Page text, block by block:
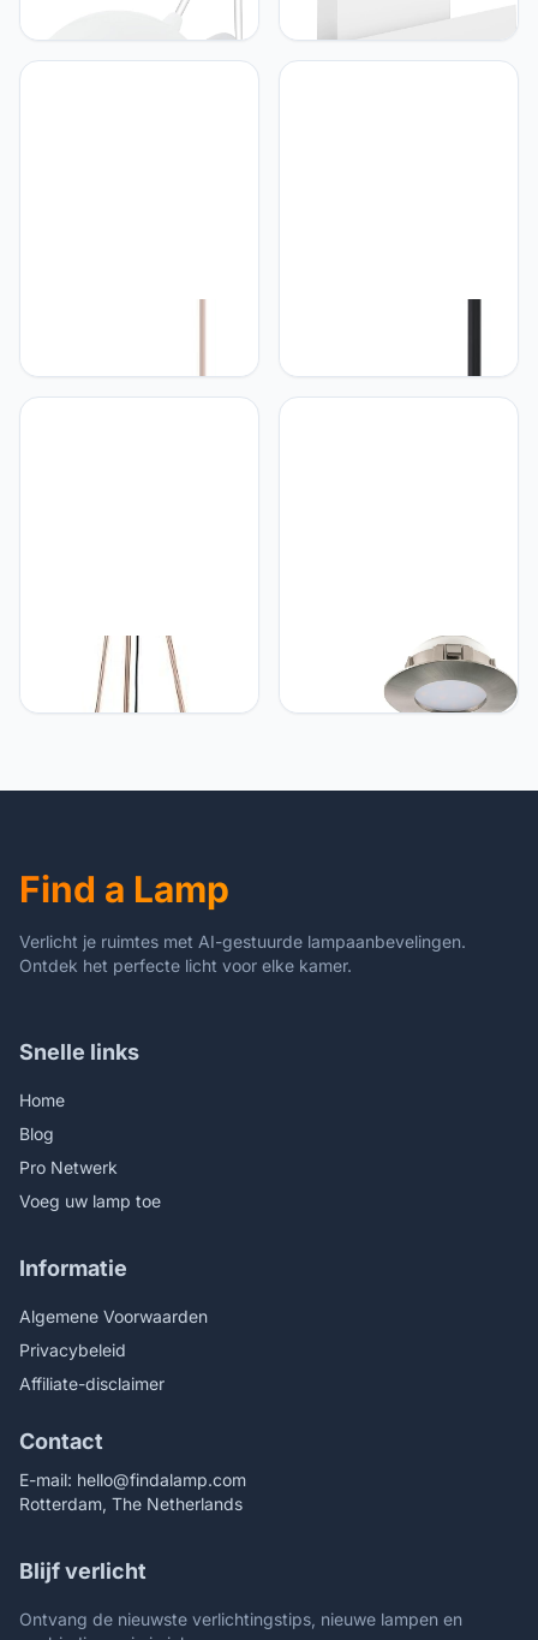
tafellamp, staal, 3,3 watt,
wit
met up down light, lamp
wand binnen met indirect
lamp in minimalistisch
design, staanlamp voor
Eglo EGLO Camporale
staande lamp, staal,
textiel, 60 W, messing,
Eglo EGLO 86431 staande
lamp, nikkel mat wit
Find a Lamp
Verlicht je ruimtes met AI-gestuurde lampaanbevelingen.
Ontdek het perfecte licht voor elke kamer.
Snelle links
Home
Blog
Pro Netwerk
Voeg uw lamp toe
Informatie
Algemene Voorwaarden
Privacybeleid
Affiliate-disclaimer
Contact
E-mail: hello@findalamp.com
Rotterdam, The Netherlands
Blijf verlicht
Ontvang de nieuwste verlichtingstips, nieuwe lampen en